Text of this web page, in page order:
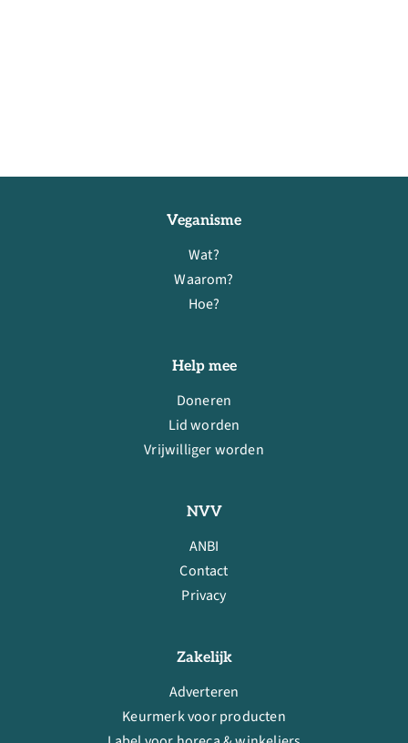
Veganisme
Wat?
Waarom?
Hoe?
Help mee
Doneren
Lid worden
Vrijwilliger worden
NVV
ANBI
Contact
Privacy
Zakelijk
Adverteren
Keurmerk voor producten